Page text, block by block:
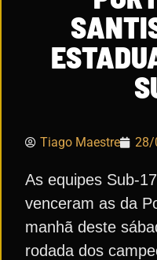
Tiago Maestre 28/
As equipes Sub-
venceram as da
manhã deste
rodada dos